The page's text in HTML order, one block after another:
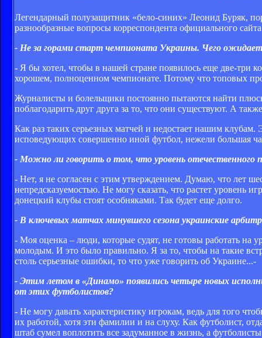
Легендарный полузащитник «бело-синих» Леонид Буряк,
разнообразные вопросы корреспондента официального
- Не за горами старт чемпионата Украины. Чего
- Я бы хотел, чтобы в нашей стране появилось еще две-три
хорошем, полноценном чемпионате. Потому что топовых
Журналисты и болельщики постоянно пытаются найти
поблагодарить друг друга за то, что они существуют. А
Как раз таких серьезных матчей и недостает нашим
исповедующих совершенно иной футбол, нежели большая
- Можно ли говорить о том, что уровень отечественного
- Нет, я не согласен с этим утверждением. Думаю, что лет
непредсказуемостью. Не могу сказать, что растет
донецкий клубы стоят особняками. Так будет еще долго.
- В ключевых матчах минувшего сезона украинские
- Моя оценка – люди, которые судят, не готовы работать
молодым. И это было правильно. Я за то, чтобы на такие
столь серьезные ошибки, то что уже говорить об Украине...-
- Этим летом в «Динамо» появились четыре новых
от этих футболистов?
- Не могу давать характеристику игрокам, ведь для того
их работой, хотя эти фамилии и на слуху. Как футболист,
штаб сумел воплотить все задуманное в жизнь, а